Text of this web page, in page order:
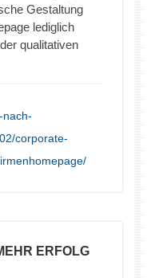
Gestaltung
lediglich
qualitativen
nach-
corporate-
ERFOLG